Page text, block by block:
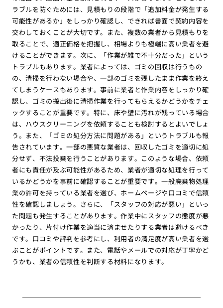
ラブルを防ぐためには、見積もりの段階で「追加料金が発生する
可能性があるか」をしっかり確認し、できれば書面で契約内容を
交わしておくことが大切です。また、複数の業者から見積もりを
取ることで、適正価格を把握し、相場よりも極端に高い業者を避
けることができます。次に、「作業が雑で不十分だった」という
トラブルもあります。業者によっては、ゴミの回収は行うもの
の、清掃を行わない場合や、一部のゴミを残したまま作業を終え
てしまうケースもあります。事前に業者と作業内容をしっかり確
認し、ゴミの搬出後に清掃作業を行ってもらえるかどうかをチェ
ックすることが重要です。特に、床や壁に汚れが残っている場合
は、ハウスクリーニングを依頼することも検討するとよいでしょ
う。また、「ゴミの処分方法に問題がある」というトラブルも報
告されています。一部の悪質な業者は、回収したゴミを適切に処
分せず、不法投棄を行うことがあります。このような場合、依頼
者にも責任が及ぶ可能性があるため、業者が適切な処理を行って
いるかどうかを事前に確認することが重要です。一般廃棄物処理
業の許可を持っている業者を選び、ホームページや口コミで信頼
性を確認しましょう。さらに、「スタッフの対応が悪い」といっ
た問題も発生することがあります。作業中にスタッフの態度が悪
かったり、片付け作業を適当に済ませたりする業者は避けるべき
です。口コミや評判を参考にし、利用者の満足度が高い業者を選
ぶことがポイントです。また、電話やメールでの対応が丁寧かど
うかも、業者の信頼性を判断する材料になります。